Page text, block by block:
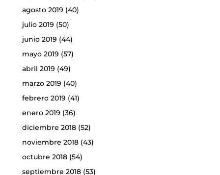
agosto 2019 (40)
julio 2019 (50)
junio 2019 (44)
mayo 2019 (57)
abril 2019 (49)
marzo 2019 (40)
febrero 2019 (41)
enero 2019 (36)
diciembre 2018(52)
noviembre 2018(43)
octubre 2018(54)
septiembre 2018(53)